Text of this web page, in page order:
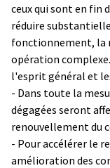
ceux qui sont en fin
réduire
fonctionnement, la
opération
l'esprit général et
- Dans toute la
dégagées seront
renouvellement du
- Pour accélérer le
amélioration des